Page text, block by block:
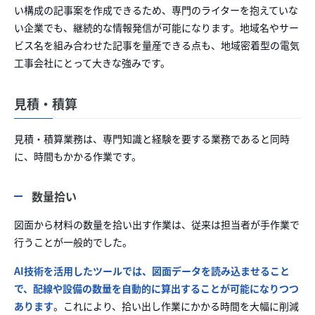
い構成の記事案を作成できるため、専門のライターを抱えていな
い企業でも、継続的な情報発信が可能になります。地域名やサー
ビス名を組み合わせた記事を量産できる点も、地域密着型の電気
工事会社にとって大きな強みです。
見積・積算
見積・積算業務は、専門知識と経験を要する業務であると同時
に、時間もかかる作業です。
数量拾い
図面から材料の数量を拾い出す作業は、従来は担当者が手作業で
行うことが一般的でした。
AI技術を活用したツールでは、図面データを読み込ませること
で、配線や設備の数量を自動的に算出することが可能になりつつ
あります。これにより、拾い出し作業にかかる時間を大幅に削減